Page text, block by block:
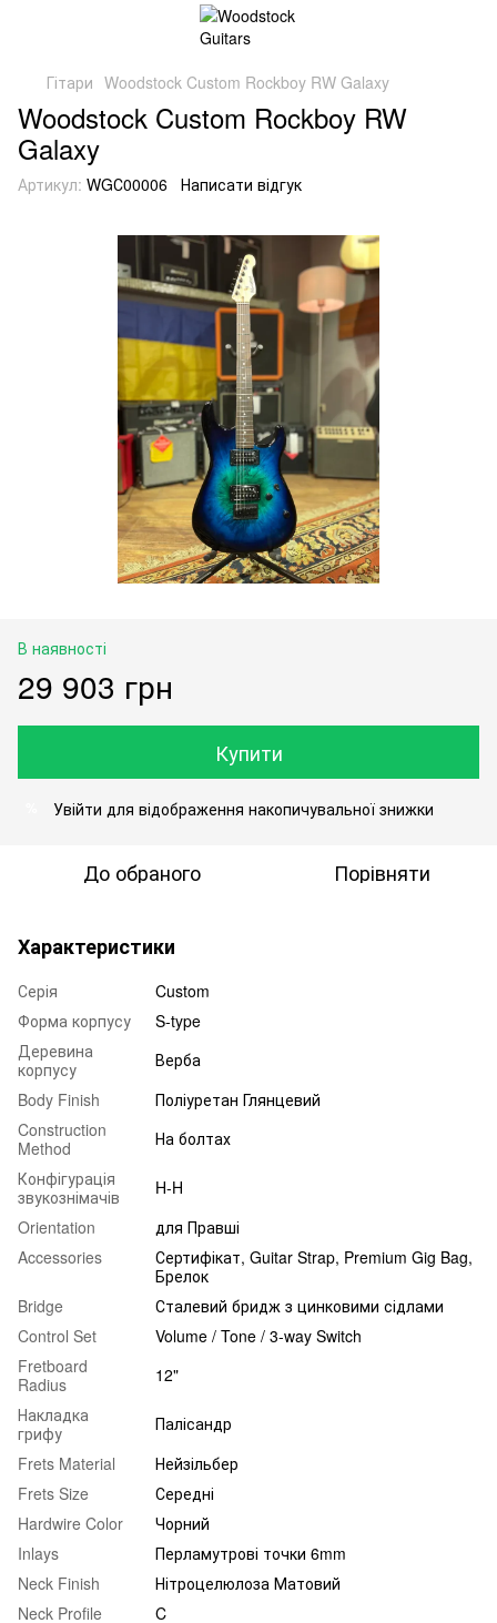
Гітари Woodstock Custom Rockboy RW Galaxy
Woodstock Custom Rockboy RW
Galaxy
Артикул: WGС00006 Написати відгук
В наявності
29 903 грн
Купити
Увійти для відображення накопичувальної знижки
До обраного Порівняти
Характеристики
Серія
Custom
Форма корпусу
S-type
Деревина
корпусу
Верба
Body Finish
Поліуретан Глянцевий
Construction
Method
На болтах
Конфігурація
звукознімачів
H-H
Orientation
для Правші
Accessories
Сертифікат, Guitar Strap, Premium Gig Bag,
Брелок
Bridge
Сталевий бридж з цинковими сідлами
Control Set
Volume / Tone / 3-way Switch
Fretboard
Radius
12"
Накладка
грифу
Палісандр
Frets Material
Нейзільбер
Frets Size
Середні
Hardwire Color
Чорний
Inlays
Перламутрові точки 6mm
Neck Finish
Нітроцелюлоза Матовий
Neck Profile
C